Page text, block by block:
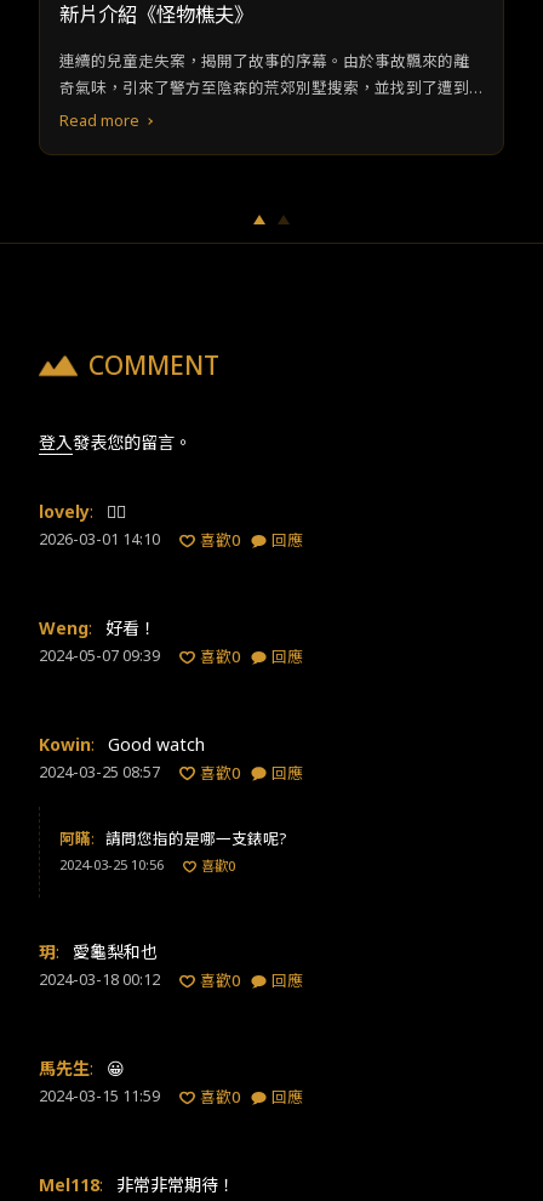
新片介紹《怪物樵夫》
連續的兒童走失案，揭開了故事的序幕。由於事故飄來的離
奇氣味，引來了警方至陰森的荒郊別墅搜索，並找到了遭到
綁票的兒童人質，以 及名為「怪物樵夫」的童書。 二十多年
Read more
COMMENT
登入發表您的留言。
lovely: 👍🏻
2026-03-01 14:10 喜歡0 回應
Weng: 好看！
2024-05-07 09:39 喜歡0 回應
Kowin: Good watch
2024-03-25 08:57 喜歡0 回應
阿瞞: 請問您指的是哪一支錶呢?
2024-03-25 10:56 喜歡0
玥: 愛龜梨和也
2024-03-18 00:12 喜歡0 回應
馬先生: 😀
2024-03-15 11:59 喜歡0 回應
Mel118: 非常非常期待！